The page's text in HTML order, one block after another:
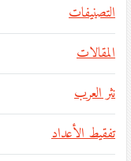
التصنيفات
المقالات
نثر العرب
تفقيط الأعداد